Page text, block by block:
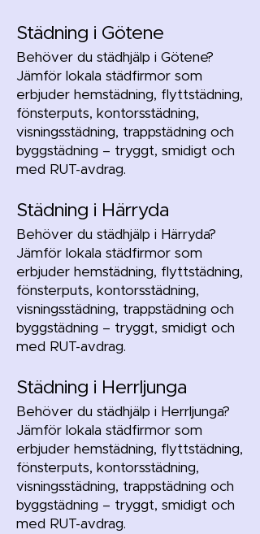
Städning i Götene
Behöver du städhjälp i Götene?
Jämför lokala städfirmor som
erbjuder hemstädning, flyttstädning,
fönsterputs, kontorsstädning,
visningsstädning, trappstädning och
byggstädning – tryggt, smidigt och
med RUT-avdrag.
Städning i Härryda
Behöver du städhjälp i Härryda?
Jämför lokala städfirmor som
erbjuder hemstädning, flyttstädning,
fönsterputs, kontorsstädning,
visningsstädning, trappstädning och
byggstädning – tryggt, smidigt och
med RUT-avdrag.
Städning i Herrljunga
Behöver du städhjälp i Herrljunga?
Jämför lokala städfirmor som
erbjuder hemstädning, flyttstädning,
fönsterputs, kontorsstädning,
visningsstädning, trappstädning och
byggstädning – tryggt, smidigt och
med RUT-avdrag.